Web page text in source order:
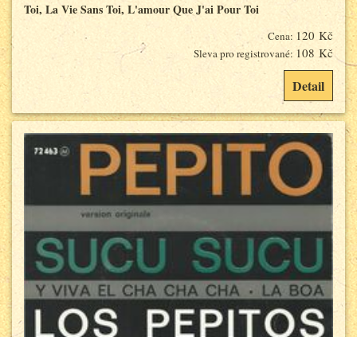
Toi, La Vie Sans Toi, L'amour Que J'ai Pour Toi
Cena: 120 Kč
Sleva pro registrované: 108 Kč
Detail